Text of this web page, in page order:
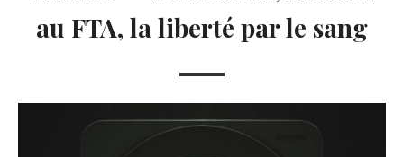
au FTA, la liberté par le sang